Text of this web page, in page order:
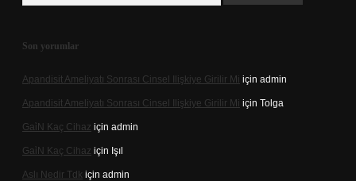
Son yorumlar
Apandisit Ameliyatı Sonrası Cinsel Ilişkiye Girilir Mi için admin
Apandisit Ameliyatı Sonrası Cinsel Ilişkiye Girilir Mi için Tolga
Gai̇N Kaç Cihaz için admin
Gai̇N Kaç Cihaz için Işıl
Aslı Nedir Tdk için admin